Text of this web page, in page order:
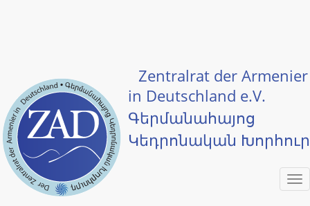
Zentralrat der Armenier
in Deutschland e.V.
Գերմանահայոց
Կեդրոնական